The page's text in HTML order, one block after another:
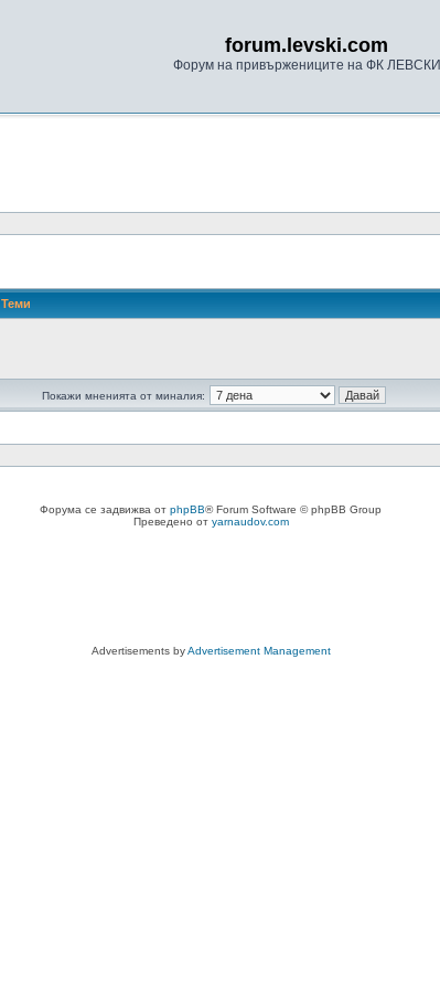
forum.levski.com
Форум на привържениците на ФК ЛЕВСКИ
Теми
Покажи мненията от миналия:
Форума се задвижва от phpBB® Forum Software © phpBB Group
Преведено от yarnaudov.com
Advertisements byAdvertisement Management